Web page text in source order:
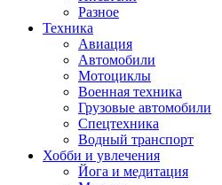
Разное
Техника
Авиация
Автомобили
Мотоциклы
Военная техника
Грузовые автомобили
Спецтехника
Водный транспорт
Хобби и увлечения
Йога и медитация